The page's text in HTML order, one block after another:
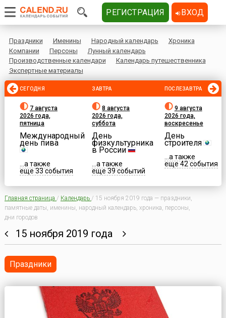
Праздники Именины Народный календарь
Хроника
Компании
Персоны
Лунный календарь
Производственные календари
Календарь путешественника
Экспертные материалы
СЕГОДНЯ
7 августа
2026 года,
пятница
Международный
день пива
...а также
еще 33 события
ЗАВТРА
8 августа
2026 года,
суббота
День
физкультурника
в России
...а также
еще 39 событий
ПОСЛЕЗАВТРА
9 августа
2026 года,
воскресенье
День
строителя
...а также
еще 42 события
Главная страница / Календарь / 15 ноября 2019 года — праздники,
памятные даты, именины, народный календарь, хроника, персоны,
дни городов
15 ноября 2019 года
Праздники
РЕГИСТРАЦИЯ ВХОД